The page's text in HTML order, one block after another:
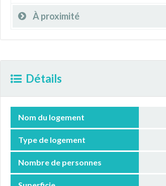
À proximité
Détails
Nom du logement
Type de logement
Nombre de personnes